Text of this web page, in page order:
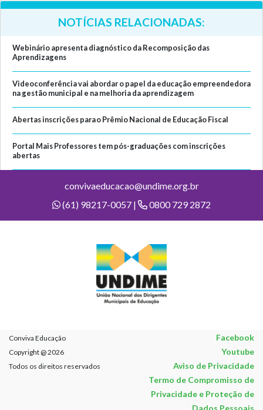
NOTÍCIAS RELACIONADAS:
Webinário apresenta diagnóstico da Recomposição das
Aprendizagens
Videoconferência vai abordar o papel da educação empreendedora
na gestão municipal e na melhoria da aprendizagem
Abertas inscrições para o Prêmio Nacional de Educação Fiscal
Portal Mais Professores tem pós-graduações com inscrições
abertas
convivaeducacao@undime.org.br
(61) 98217-0057 |
0800 729 2872
Conviva Educação Facebook
Copyright @ 2026 Youtube
Todos os direitos reservados
Aviso de Privacidade
Termo de Compromisso de
Privacidade e Proteção de